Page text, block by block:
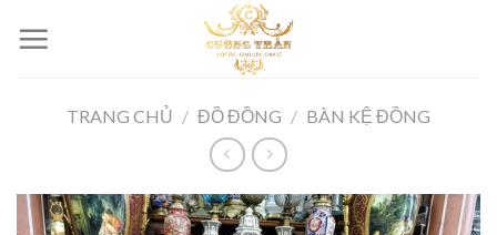
TRANG CHỦ / ĐỒ ĐỒNG / BÀN KỆ ĐỒNG